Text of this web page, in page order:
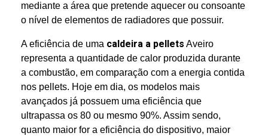
mediante a área que pretende aquecer ou consoante
o nível de elementos de radiadores que possuir.
A eficiência de uma caldeira a pellets Aveiro
representa a quantidade de calor produzida durante
a combustão, em comparação com a energia contida
nos pellets. Hoje em dia, os modelos mais
avançados já possuem uma eficiência que
ultrapassa os 80 ou mesmo 90%. Assim sendo,
quanto maior for a eficiência do dispositivo, maior